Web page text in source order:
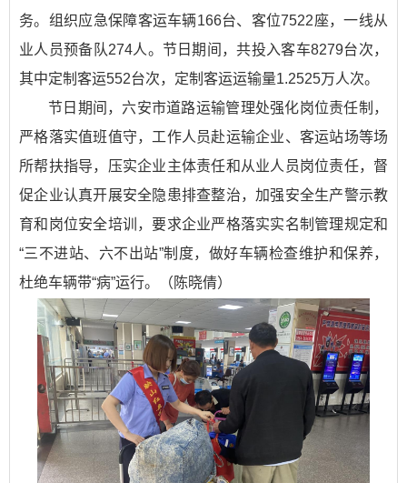
务。组织应急保障客运车辆166台、客位7522座，一线从
业人员预备队274人。节日期间，共投入客车8279台次，
其中定制客运552台次，定制客运运输量1.2525万人次。
节日期间，六安市道路运输管理处强化岗位责任制，
严格落实值班值守，工作人员赴运输企业、客运站场等场
所帮扶指导，压实企业主体责任和从业人员岗位责任，督
促企业认真开展安全隐患排查整治，加强安全生产警示教
育和岗位安全培训，要求企业严格落实实名制管理规定和
“三不进站、六不出站”制度，做好车辆检查维护和保养，
杜绝车辆带“病”运行。（陈晓倩）